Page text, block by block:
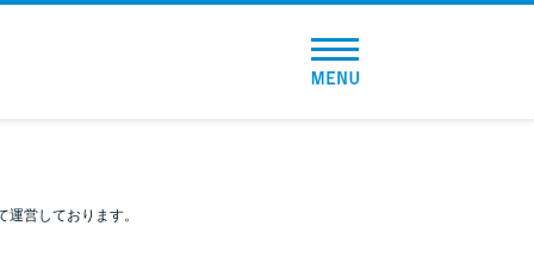
総合人気ランキング
営しております。